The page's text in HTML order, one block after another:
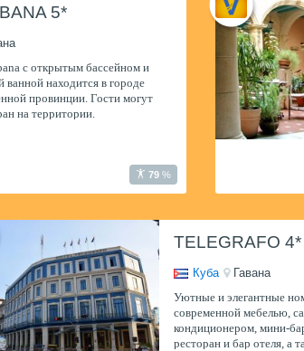
5*
с открытым бассейном и
ванной находится в городе
провинции. Гости могут
на территории.
79 %
TELEGRAFO 4*
Куба
Гавана
Уютные и элегантные
современной мебелью,
кондиционером, мини-
ресторан и бар отеля, а